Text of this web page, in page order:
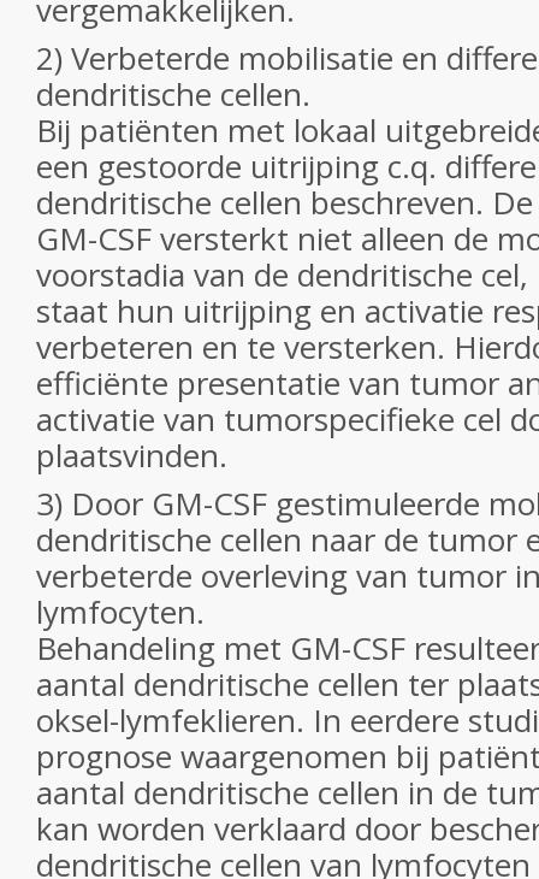
vergemakkelijken.
2) Verbeterde mobilisatie en
dendritische cellen.
Bij patiënten met lokaal
een gestoorde uitrijping c.q.
dendritische cellen beschreven.
GM-CSF versterkt niet alleen de
voorstadia van de dendritische
staat hun uitrijping en activatie
verbeteren en te versterken.
efficiënte presentatie van tumor
activatie van tumorspecifieke cel
plaatsvinden.
3) Door GM-CSF gestimuleerde
dendritische cellen naar de tumor
verbeterde overleving van tumor
lymfocyten.
Behandeling met GM-CSF
aantal dendritische cellen ter
oksel-lymfeklieren. In eerdere
prognose waargenomen bij
aantal dendritische cellen in de
kan worden verklaard door
dendritische cellen van